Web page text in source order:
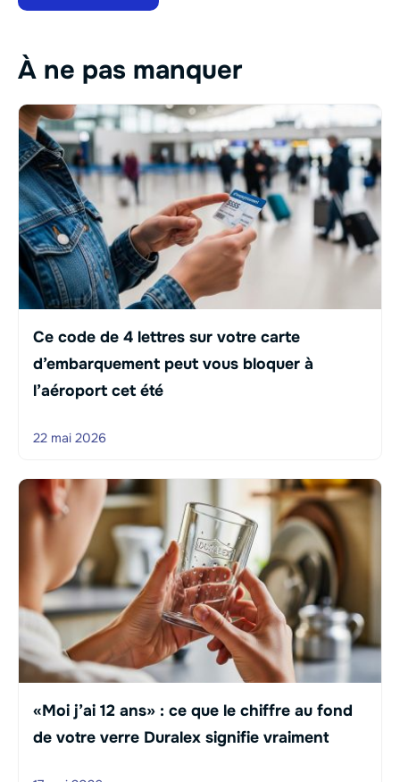
À ne pas manquer
Ce code de 4 lettres sur votre carte
d’embarquement peut vous bloquer à
l’aéroport cet été
22 mai 2026
«Moi j’ai 12 ans» : ce que le chiffre au fond
de votre verre Duralex signifie vraiment